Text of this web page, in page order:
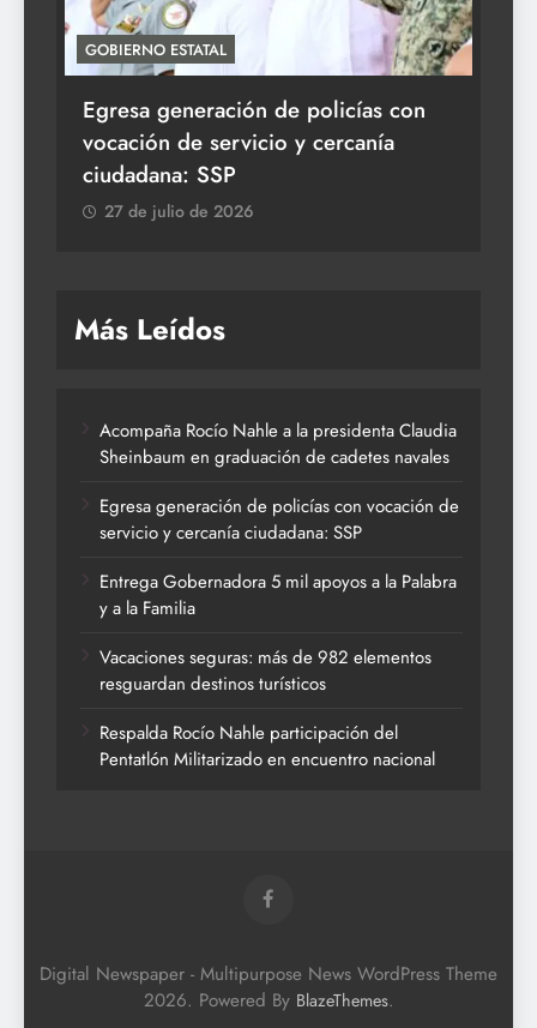
GOBIERNO ESTATAL
Egresa generación de policías con
vocación de servicio y cercanía
ciudadana: SSP
27 de julio de 2026
Más Leídos
Acompaña Rocío Nahle a la presidenta Claudia
Sheinbaum en graduación de cadetes navales
Egresa generación de policías con vocación de
servicio y cercanía ciudadana: SSP
Entrega Gobernadora 5 mil apoyos a la Palabra
y a la Familia
Vacaciones seguras: más de 982 elementos
resguardan destinos turísticos
Respalda Rocío Nahle participación del
Pentatlón Militarizado en encuentro nacional
Digital Newspaper - Multipurpose News WordPress Theme
2026. Powered By BlazeThemes.